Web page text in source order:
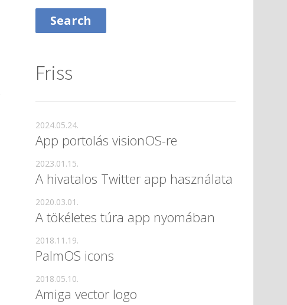
Friss
App portolás visionOS-re
2024.05.24.
A hivatalos Twitter app használata
2023.01.15.
A tökéletes túra app nyomában
2020.03.01.
PalmOS icons
2018.11.19.
Amiga vector logo
2018.05.10.